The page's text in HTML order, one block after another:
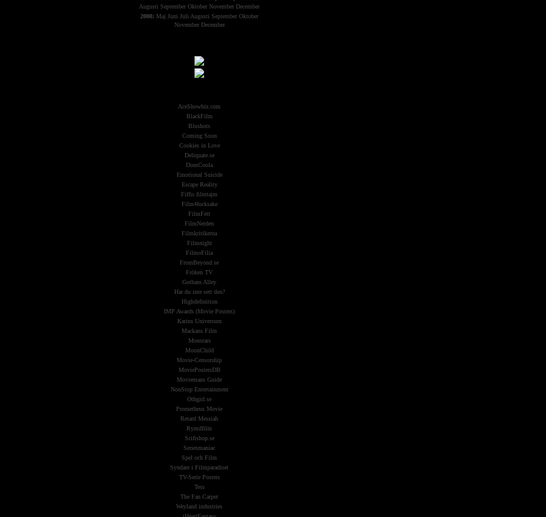
Augusti September Oktober November December
2008: Maj Juni Juli Augusti September Oktober
November December
AceShowbiz.com
BlackFilm
Blushots
Coming Soon
Cookies in Love
Deliquate.se
DomCoola
Emotional Suicide
Escape Reality
Fiffis filmtajm
Film4fucksake
FilmFett
FilmNerden
Filmkritikerna
Filmnight
FilmoFilia
FromBeyond.se
Fröken TV
Gotham Alley
Har du inte sett den?
Highdefinition
IMP Awards (Movie Posters)
Karins Universum
Mackans Film
Monstars
MoonChild
Movie-Censorship
MoviePostersDB
Moviemans Guide
NonStop Entertainment
Othgirl.se
Prometheus Movie
Retard Messiah
Rymdfilm
Scifishop.se
Seriesmaniac
Spel och Film
Syndare i Filmparadiset
TV-Serie Posters
Tess
The Fan Carpet
Weyland industries